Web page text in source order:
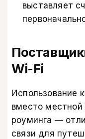
выставляет
Wi-Fi
Использование
вместо местной
роуминга —
связи для